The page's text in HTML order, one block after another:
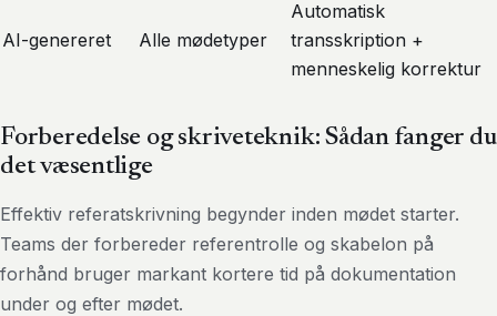
AI-genereret Alle mødetyper
Automatisk
transskription +
menneskelig korrektur
Forberedelse og skriveteknik: Sådan fanger du
det væsentlige
Effektiv referatskrivning begynder inden mødet starter.
Teams der forbereder referentrolle og skabelon på
forhånd bruger markant kortere tid på dokumentation
under og efter mødet.